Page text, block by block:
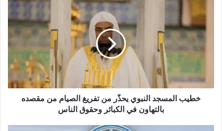
ا
ل
و
ي
ب
خطيب المسجد النبوي يحذّر من تفريغ الصيام من مقصده
بالتهاون في الكبائر وحقوق الناس